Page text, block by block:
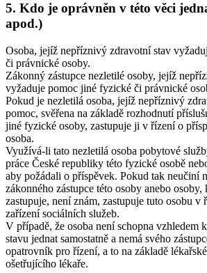
5. Kdo je oprávněn v této věci
apod.)
Osoba, jejíž nepříznivý zdravotní stav
či právnické osoby.
Zákonný zástupce nezletilé osoby, jejíž
vyžaduje pomoc jiné fyzické či právnické
Pokud je nezletilá osoba, jejíž nepříznivý
pomoc, svěřena na základě rozhodnutí
jiné fyzické osoby, zastupuje ji v řízení o
osoba.
Využívá-li tato nezletilá osoba pobytové
práce České republiky této fyzické osobě
aby požádali o příspěvek. Pokud tak neučiní
zákonného zástupce této osoby anebo
zastupuje, není znám, zastupuje tuto osobu v
zařízení sociálních služeb.
V případě, že osoba není schopna vzhledem
stavu jednat samostatně a nemá svého
opatrovník pro řízení, a to na základě
ošetřujícího lékaře.